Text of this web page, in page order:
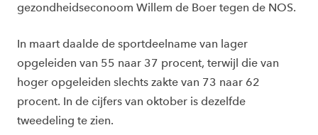
gezondheidseconoom Willem de Boer tegen de NOS.
In maart daalde de sportdeelname van lager
opgeleiden van 55 naar 37 procent, terwijl die van
hoger opgeleiden slechts zakte van 73 naar 62
procent. In de cijfers van oktober is dezelfde
tweedeling te zien.